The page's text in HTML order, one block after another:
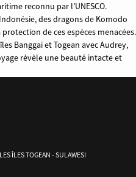
reconnu par l’UNESCO.
des dragons de Komodo
de ces espèces menacées.
Banggai et Togean avec Audrey,
révèle une beauté intacte et
LES ÎLES TOGEAN - SULAWESI